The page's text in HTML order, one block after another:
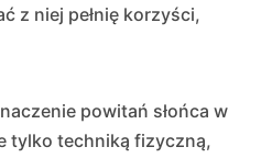
z niej pełnię korzyści,
powitań słońca w
tylko techniką fizyczną,